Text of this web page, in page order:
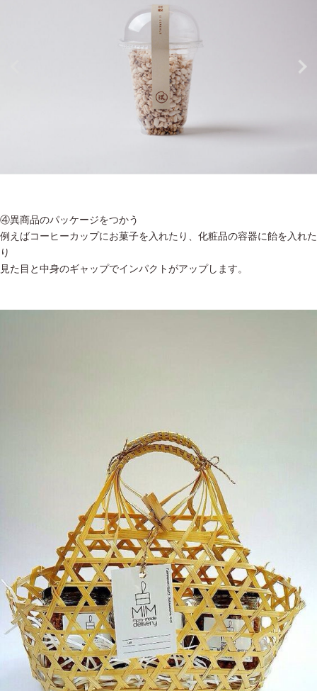
④異商品のパッケージをつかう
例えばコーヒーカップにお菓子を入れたり、化粧品の容器に飴を入れた
り
見た目と中身のギャップでインパクトがアップします。